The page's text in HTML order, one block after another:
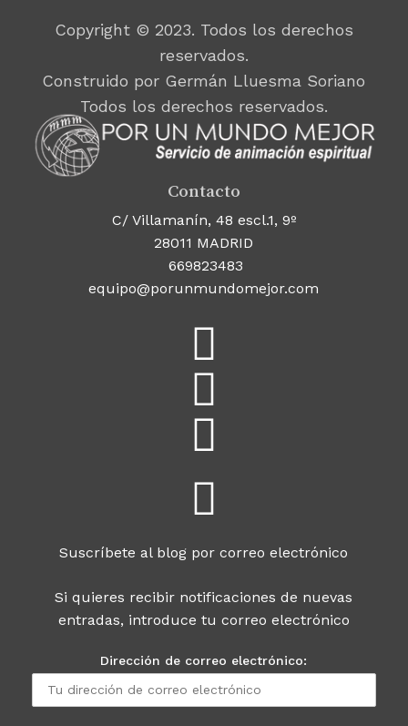
Copyright © 2023. Todos los derechos
reservados.
Construido por Germán Lluesma Soriano
Todos los derechos reservados.
Contacto
C/ Villamanín, 48 escl.1, 9º
28011 MADRID
669823483
equipo@porunmundomejor.com
Suscríbete al blog por correo electrónico
Si quieres recibir notificaciones de nuevas
entradas, introduce tu correo electrónico
Dirección de correo electrónico: